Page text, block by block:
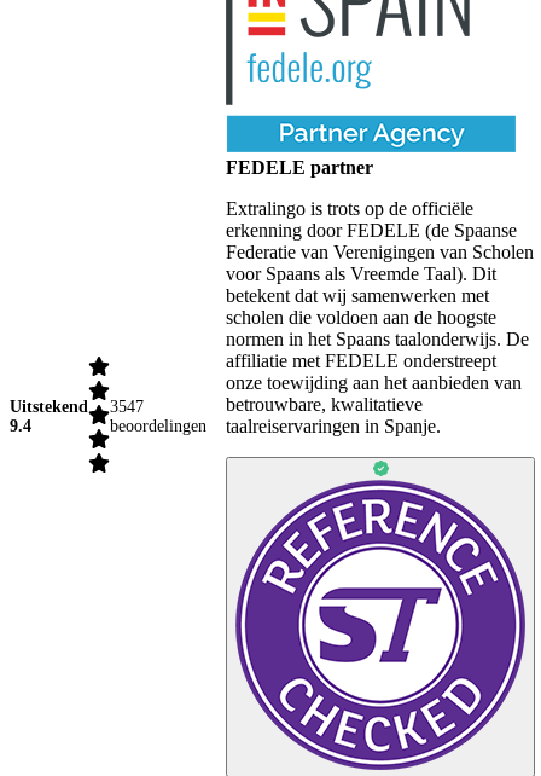
Uitstekend
9.4
3547
beoordelingen
FEDELE partner
Extralingo is trots op de officiële
erkenning door FEDELE (de Spaanse
Federatie van Verenigingen van Scholen
voor Spaans als Vreemde Taal). Dit
betekent dat wij samenwerken met
scholen die voldoen aan de hoogste
normen in het Spaans taalonderwijs. De
affiliatie met FEDELE onderstreept
onze toewijding aan het aanbieden van
betrouwbare, kwalitatieve
taalreiservaringen in Spanje.